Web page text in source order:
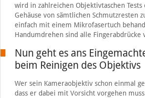
wird in zahlreichen Objektivtaschen
Gehäuse von sämtlichen Schmutzresten
einfach mit einem Mikrofasertuch
Handumdrehen sind alle Fingerabdrücke
Nun geht es ans
beim Reinigen des Objektivs
Wer sein Kameraobjektiv schon einmal
dass er dabei mit Vorsicht vorgehen